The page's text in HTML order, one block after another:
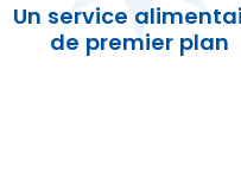
Un service
de premier plan